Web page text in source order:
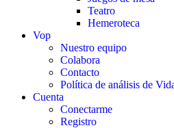
Teatro
Hemeroteca
Vop
Nuestro equipo
Colabora
Contacto
Política de análisis de
Cuenta
Conectarme
Registro